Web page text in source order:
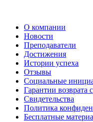
О компании
Новости
Преподаватели
Достижения
Истории успеха
Отзывы
Социальные
Гарантии возврата
Свидетельства
Политика
Бесплатные